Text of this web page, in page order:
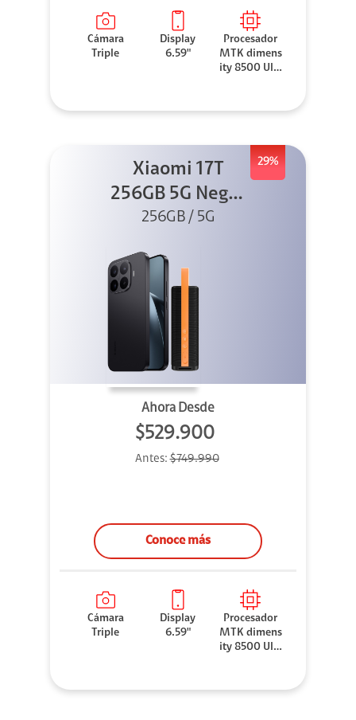
Cámara
Triple
Display
6.59"
Procesador
MTK dimens
ity 8500 Ultr
29%
Xiaomi 17T
256GB 5G Negro
+ Sound
256GB / 5G
Ahora Desde
$529.900
Antes:$749.990
Conoce más
Cámara
Triple
Display
6.59"
Procesador
MTK dimens
ity 8500 Ultr